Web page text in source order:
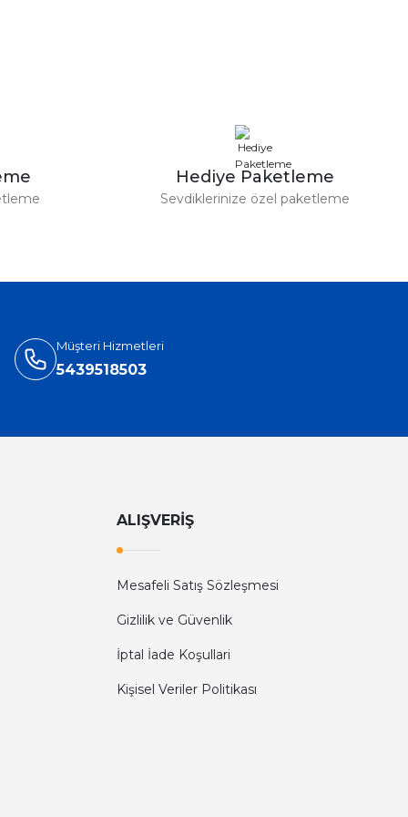
Hediye Paketleme
Sevdiklerinize özel paketleme
Müşteri Hizmetleri
5439518503
ALIŞVERİŞ
Mesafeli Satış Sözleşmesi
Gizlilik ve Güvenlik
İptal İade Koşullari
Kişisel Veriler Politikası